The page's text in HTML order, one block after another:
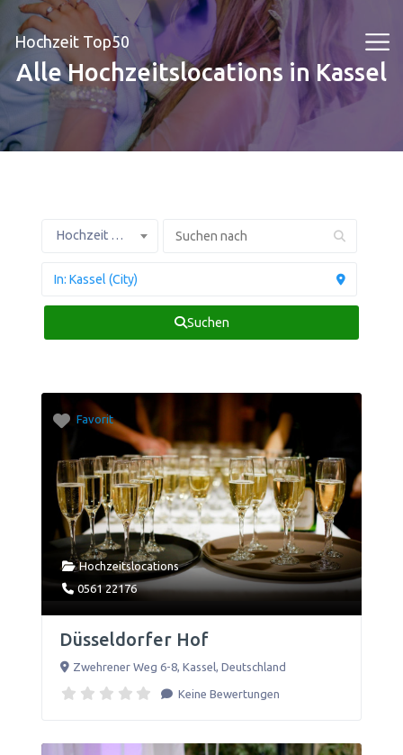
Hochzeit Top50
Alle Hochzeitslocations in Kassel
Hochzeit Profis
Suchen
Favorit
Hochzeitslocations
0561 22176
Düsseldorfer Hof
Zwehrener Weg 6-8, Kassel, Deutschland
Keine Bewertungen